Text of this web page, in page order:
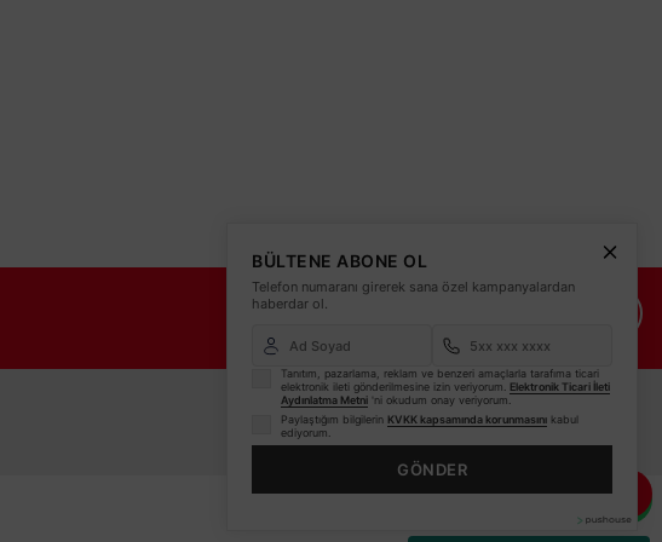
İade Şartları
BÜLTENE ABONE OL
Telefon numaranı girerek sana özel kampanyalardan
haberdar ol.
Tanıtım, pazarlama, reklam ve benzeri amaçlarla tarafıma ticari
elektronik ileti gönderilmesine izin veriyorum. Elektronik Ticari İleti
Aydınlatma Metni 'ni okudum onay veriyorum.
Paylaştığım bilgilerin KVKK kapsamında korunmasını kabul
ediyorum.
GÖNDER